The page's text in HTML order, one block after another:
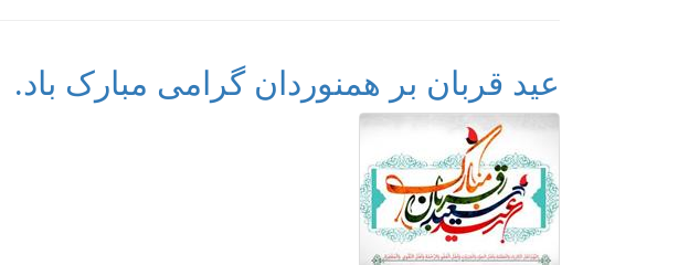
عید قربان بر همنوردان گرامی مبارک باد.